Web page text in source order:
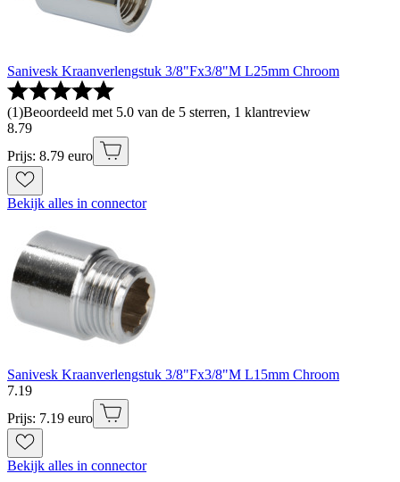
Sanivesk Kraanverlengstuk 3/8"Fx3/8"M L25mm Chroom
(1)Beoordeeld met 5.0 van de 5 sterren, 1 klantreview
8.79
Prijs: 8.79 euro
Bekijk alles in connector
Sanivesk Kraanverlengstuk 3/8"Fx3/8"M L15mm Chroom
7.19
Prijs: 7.19 euro
Bekijk alles in connector